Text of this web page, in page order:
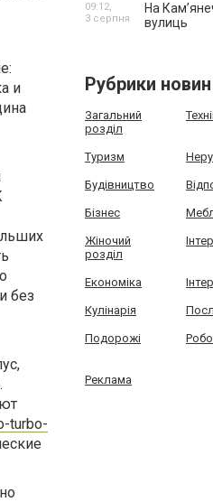
и
без
turbo-
На
вулиць
09:12,
3 серпня
Рубрики новин
Загальний
розділ
Туризм
Будівництво
Бізнес
Жіночий
розділ
Економіка
Кулінарія
Подорожі
Реклама